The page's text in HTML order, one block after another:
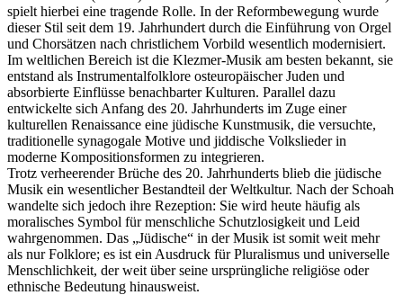
spielt hierbei eine tragende Rolle. In der Reformbewegung wurde
dieser Stil seit dem 19. Jahrhundert durch die Einführung von Orgel
und Chorsätzen nach christlichem Vorbild wesentlich modernisiert.
Im weltlichen Bereich ist die Klezmer-Musik am besten bekannt, sie
entstand als Instrumentalfolklore osteuropäischer Juden und
absorbierte Einflüsse benachbarter Kulturen. Parallel dazu
entwickelte sich Anfang des 20. Jahrhunderts im Zuge einer
kulturellen Renaissance eine jüdische Kunstmusik, die versuchte,
traditionelle synagogale Motive und jiddische Volkslieder in
moderne Kompositionsformen zu integrieren.
Trotz verheerender Brüche des 20. Jahrhunderts blieb die jüdische
Musik ein wesentlicher Bestandteil der Weltkultur. Nach der Schoah
wandelte sich jedoch ihre Rezeption: Sie wird heute häufig als
moralisches Symbol für menschliche Schutzlosigkeit und Leid
wahrgenommen. Das „Jüdische“ in der Musik ist somit weit mehr
als nur Folklore; es ist ein Ausdruck für Pluralismus und universelle
Menschlichkeit, der weit über seine ursprüngliche religiöse oder
ethnische Bedeutung hinausweist.